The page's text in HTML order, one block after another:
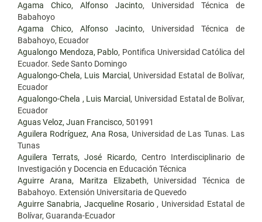
Agama Chico, Alfonso Jacinto, Universidad Técnica de
Babahoyo
Agama Chico, Alfonso Jacinto, Universidad Técnica de
Babahoyo, Ecuador
Agualongo Mendoza, Pablo, Pontifica Universidad Católica del
Ecuador. Sede Santo Domingo
Agualongo-Chela, Luis Marcial , Universidad Estatal de Bolívar,
Ecuador
Agualongo-Chela , Luis Marcial , Universidad Estatal de Bolívar,
Ecuador
Aguas Veloz, Juan Francisco, 501991
Aguilera Rodríguez, Ana Rosa, Universidad de Las Tunas. Las
Tunas
Aguilera Terrats, José Ricardo, Centro Interdisciplinario de
Investigación y Docencia en Educación Técnica
Aguirre Arana, Maritza Elizabeth, Universidad Técnica de
Babahoyo. Extensión Universitaria de Quevedo
Aguirre Sanabria, Jacqueline Rosario , Universidad Estatal de
Bolívar, Guaranda-Ecuador